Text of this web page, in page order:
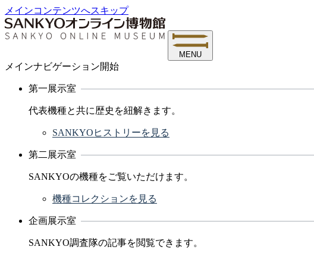
メインコンテンツへスキップ
MENU
メインナビゲーション開始
第一展示室
代表機種と共に歴史を紐解きます。
SANKYOヒストリーを見る
第二展示室
SANKYOの機種をご覧いただけます。
機種コレクションを見る
企画展示室
SANKYO調査隊の記事を閲覧できます。